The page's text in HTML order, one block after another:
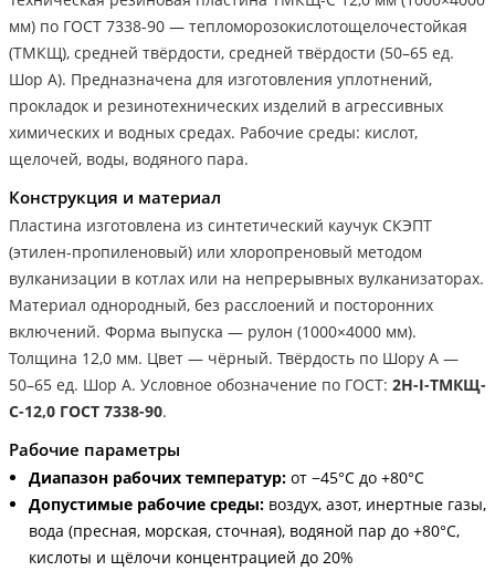
мм) по ГОСТ 7338-90 — тепломорозокислотощелочестойкая
(ТМКЩ), средней твёрдости, средней твёрдости (50–65 ед.
Шор А). Предназначена для изготовления уплотнений,
прокладок и резинотехнических изделий в агрессивных
химических и водных средах. Рабочие среды: кислот,
щелочей, воды, водяного пара.
Конструкция и материал
Пластина изготовлена из синтетический каучук СКЭПТ
(этилен-пропиленовый) или хлоропреновый методом
вулканизации в котлах или на непрерывных вулканизаторах.
Материал однородный, без расслоений и посторонних
включений. Форма выпуска — рулон (1000×4000 мм).
Толщина 12,0 мм. Цвет — чёрный. Твёрдость по Шору А —
50–65 ед. Шор А. Условное обозначение по ГОСТ: 2Н-I-ТМКЩ-
С-12,0 ГОСТ 7338-90.
Рабочие параметры
Диапазон рабочих температур: от −45°С до +80°С
Допустимые рабочие среды: воздух, азот, инертные газы,
вода (пресная, морская, сточная), водяной пар до +80°С,
кислоты и щёлочи концентрацией до 20%